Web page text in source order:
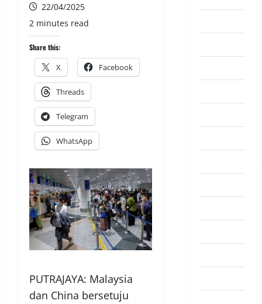
22/04/2025
2 minutes read
Share this:
X Facebook
Threads
Telegram
WhatsApp
PUTRAJAYA: Malaysia
dan China bersetuju